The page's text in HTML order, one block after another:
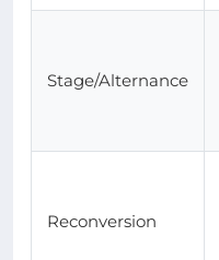
Stage/Alternance
Reconversion